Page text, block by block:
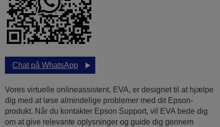
Chat på WhatsApp
Vores virtuelle onlineassistent, EVA, er designet til at hjælpe
dig med at løse almindelige problemer med dit Epson-
produkt. Når du kontakter Epson Support, vil EVA bede dig
om at give relevante oplysninger og guide dig gennem